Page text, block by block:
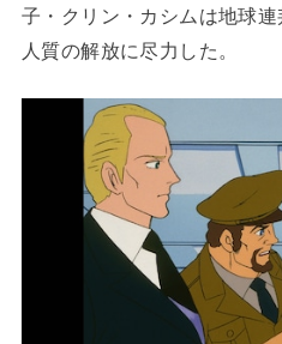
子・クリン・カシムは地球連
人質の解放に尽力した。